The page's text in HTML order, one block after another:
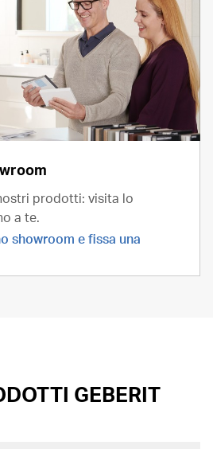
prodotti: visita lo
a te.
showroom e fissa una
GEBERIT